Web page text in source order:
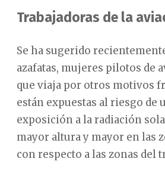
Trabajadoras de la
Se ha sugerido
azafatas, mujeres pilotos de
que viaja por otros motivos
están expuestas al riesgo de
exposición a la radiación
mayor altura y mayor en las
con respecto a las zonas del